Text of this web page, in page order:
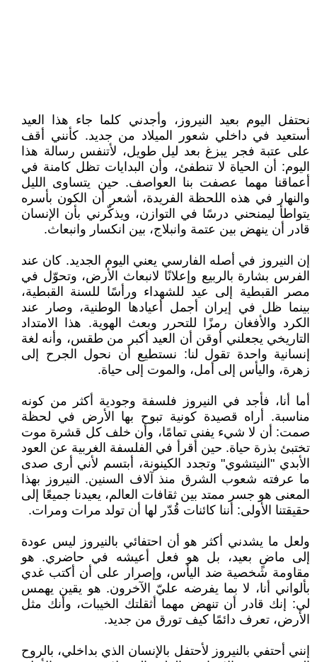
نحتفل اليوم بعيد النيروز، وأجدني كلما جاء هذا العيد
أستعيد في داخلي شعور الميلاد من جديد. كأنني أقف
على عتبة فجر يبزغ بعد ليل طويل، لأتنفس رسالة هذا
اليوم: أن الحياة لا تنطفئ، وأن البدايات تظل كامنة في
أعماقنا مهما عصفت بنا العواصف. حين يتساوى الليل
والنهار في هذه اللحظة الفريدة، أشعر أن الكون بأسره
يتواطأ ليمنحني درسًا في التوازن، ويذكّرني بأن الإنسان
قادر أن ينهض بين عتمة وانبلاج، بين انكسار وانبعاث.
إن النيروز في أصله الفارسي يعني اليوم الجديد. كان عند
الفرس بشارة بالربيع وإعلانًا لانبعاث الأرض، وتحوّل في
مصر القبطية إلى عيد للشهداء ورأسًا للسنة القبطية،
بينما ظل في إيران أجمل أعيادها الوطنية، وصار عند
الكرد والأفغان رمزًا للتحرر وبعث الهوية. هذا الامتداد
التاريخي يجعلني أوقن أن العيد أكبر من طقس، وأنه لغة
إنسانية واحدة تقول لنا: نستطيع أن نحول الجرح إلى
زهرة، واليأس إلى أمل، والموت إلى حياة.
أما أنا، فأجد في النيروز فلسفة وجودية أكثر من كونه
مناسبة. أراه قصيدة كونية تبوح بها الأرض في لحظة
صمت: أن لا شيء يفنى تمامًا، وأن خلف كل قشرة موت
تختبئ بذرة حياة. حين أقرأ في الفلسفة الغربية عن العود
الأبدي "النيتشوي" وتجدد الكينونة، أبتسم لأني أرى صدى
ما عرفته شعوب الشرق منذ آلاف السنين. النيروز بهذا
المعنى هو جسر ممتد بين ثقافات العالم، يعيدنا جميعًا إلى
حقيقتنا الأولى: أننا كائنات قُدّر لها أن تولد مرات ومرات.
ولعل ما يشدني أكثر هو أن احتفائي بالنيروز ليس عودة
إلى ماضٍ بعيد، بل هو فعل أعيشه في حاضري. هو
مقاومة شخصية ضد اليأس، وإصرار على أن أكتب غدي
بألواني أنا، لا بما يفرضه عليّ الآخرون. هو يقين يهمس
لي: إنك قادر أن تنهض مهما أثقلتك الخيبات، وأنك مثل
الأرض، تعرف دائمًا كيف تورق من جديد.
إنني أحتفي بالنيروز لأحتفل بالإنسان الذي بداخلي، بالروح